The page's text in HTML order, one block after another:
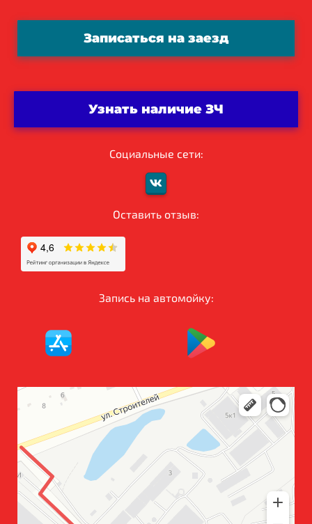
Записаться на заезд
Узнать наличие ЗЧ
Социальные сети:
Оставить отзыв:
Запись на автомойку: